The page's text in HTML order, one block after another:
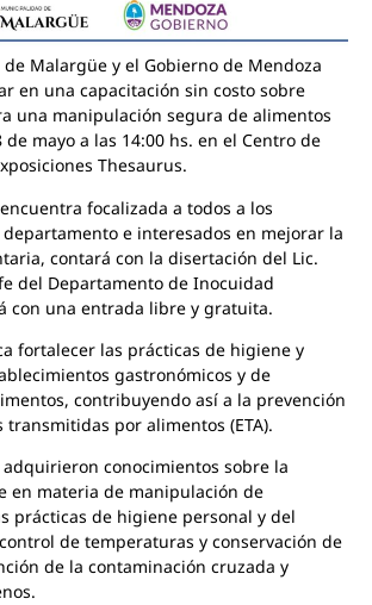
Malargüe y el Gobierno de Mendoza
en una capacitación sin costo sobre
una manipulación segura de alimentos
mayo a las 14:00 hs. en el Centro de
Thesaurus.
focalizada a todos a los
e interesados en mejorar la
contará con la disertación del Lic.
del Departamento de Inocuidad
con una entrada libre y gratuita.
fortalecer las prácticas de higiene y
gastronómicos y de
contribuyendo así a la prevención
por alimentos (ETA).
conocimientos sobre la
en materia de manipulación de
prácticas de higiene personal y del
de temperaturas y conservación de
de la contaminación cruzada y